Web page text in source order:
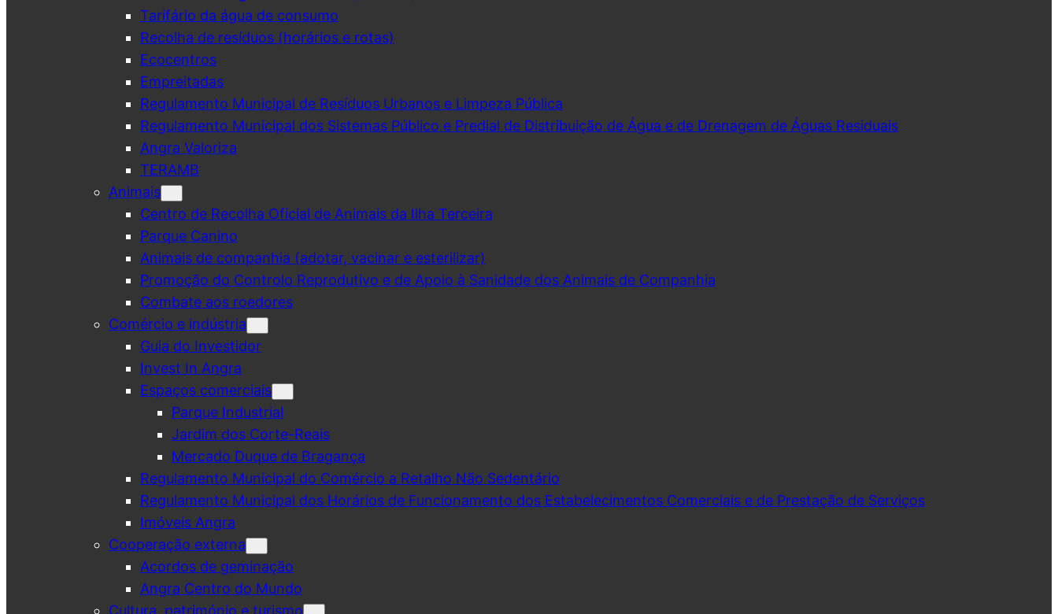
Tarifário da água de consumo
Recolha de resíduos (horários e rotas)
Ecocentros
Empreitadas
Regulamento Municipal de Resíduos Urbanos e Limpeza Pública
Regulamento Municipal dos Sistemas Público e Predial de Distribuição de Água e de Drenagem de Águas Residuais
Angra Valoriza
TERAMB
Animais
Centro de Recolha Oficial de Animais da Ilha Terceira
Parque Canino
Animais de companhia (adotar, vacinar e esterilizar)
Promoção do Controlo Reprodutivo e de Apoio à Sanidade dos Animais de Companhia
Combate aos roedores
Comércio e indústria
Guia do Investidor
Invest In Angra
Espaços comerciais
Parque Industrial
Jardim dos Corte-Reais
Mercado Duque de Bragança
Regulamento Municipal do Comércio a Retalho Não Sedentário
Regulamento Municipal dos Horários de Funcionamento dos Estabelecimentos Comerciais e de Prestação de Serviços
Imóveis Angra
Cooperação externa
Acordos de geminação
Angra Centro do Mundo
Cultura, património e turismo